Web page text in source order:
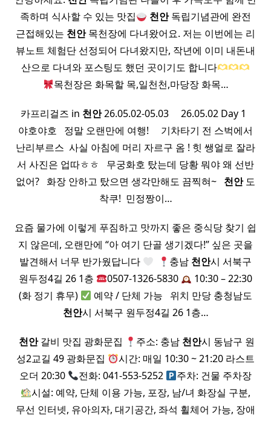
족하며 식사할 수 있는 맛집
천안독립기념관에 완전
근접해있는 천안목천장에 다녀왔어요. 저는 이번에는 리
뷰노트 체험단 선정되어 다녀왔지만, 작년에 이미 내돈내
산으로 다녀와 포스팅도 했던 곳이기도 합니다
목천장은 화목할 목,일천천,마당장 화목…
카프리걸즈 in 천안26.05.02-05.03 ​ ​ ​ ​ 26.05.02 Day 1 ​ ​
야호야호 ​ ​ 정말 오랜만에 여행! ​ ​ ​ ​ 기차타기 전 스벅에서
난리부르스 ​ 사실 아침에 머리 자르구 옴 ! 힛 쌩얼로 잘라
서 사진은 업따ㅎㅎ ​ ​ 무궁화호 탔는데 당황 뭐야 왜 선반
없어? ​ ​ 화장 안하고 탔으면 생각만해도 끔찍혀~ ​ ​ 천안도
착쿠! ​ 민정짱이…
요즘 물가에 이렇게 푸짐하고 맛까지 좋은 중식당 찾기 쉽
지 않은데, 오랜만에 “아 여기 단골 생기겠다!” 싶은 곳을
발견해서 너무 반가웠답니다
충남 천안시 서북구
원두정4길 26 1층
0507-1326-5830
10:30 – 22:30
(화 정기 휴무)
예약 / 단체 가능 ​ ​ 위치 만당 충청남도
천안시 서북구 원두정4길 26 1층…
천안갈비 맛집 광화문집 주소: 충남 천안시 동남구 원
성2교길 49 광화문집
시간: 매일 10:30 ~ 21:20 라스트
오더 20:30
전화: 041-553-5252
주차: 건물 주차장
시설: 예약, 단체 이용 가능, 포장, 남/녀 화장실 구분,
무선 인터넷, 유아의자, 대기공간, 좌석 휠체어 가능, 장애